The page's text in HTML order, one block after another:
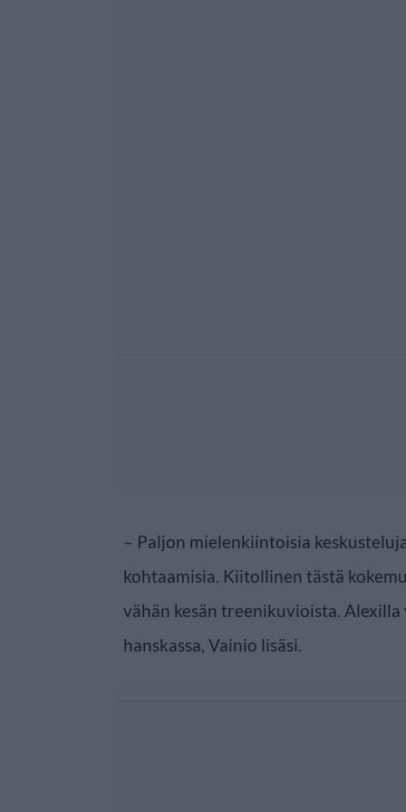
– Paljon mielenkiintoisia
kohtaamisia. Kiitollinen tästä
vähän kesän treenikuvioista.
hanskassa, Vainio lisäsi.